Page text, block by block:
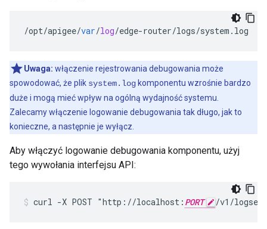
/opt/apigee/var/log/edge-router/logs/system . log
Uwaga: włączenie rejestrowania debugowania może
spowodować, że plik system.log komponentu wzrośnie bardzo
duże i mogą mieć wpływ na ogólną wydajność systemu.
Zalecamy włączenie logowanie debugowania tak długo, jak to
konieczne, a następnie je wyłącz.
Aby włączyć logowanie debugowania komponentu, użyj
tego wywołania interfejsu API:
curl -X POST "http://localhost: PORT /v1/